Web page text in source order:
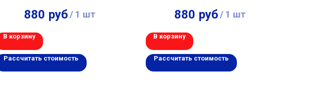
880 руб/ 1 шт
В корзину
Рассчитать стоимость
3,00м
880 руб/ 1 шт
В корзину
Рассчитать стоимость